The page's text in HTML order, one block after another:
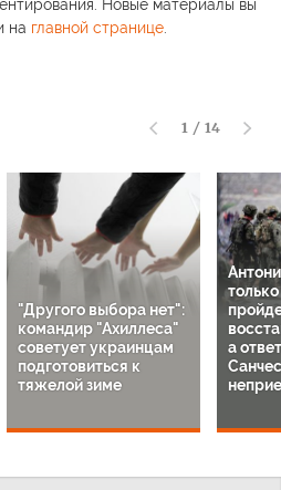
Новые материалы вы
на главной странице.
1 / 14
"Другого выбора нет":
командир "Ахиллеса"
советует украинцам
подготовиться к
тяжелой зиме
а